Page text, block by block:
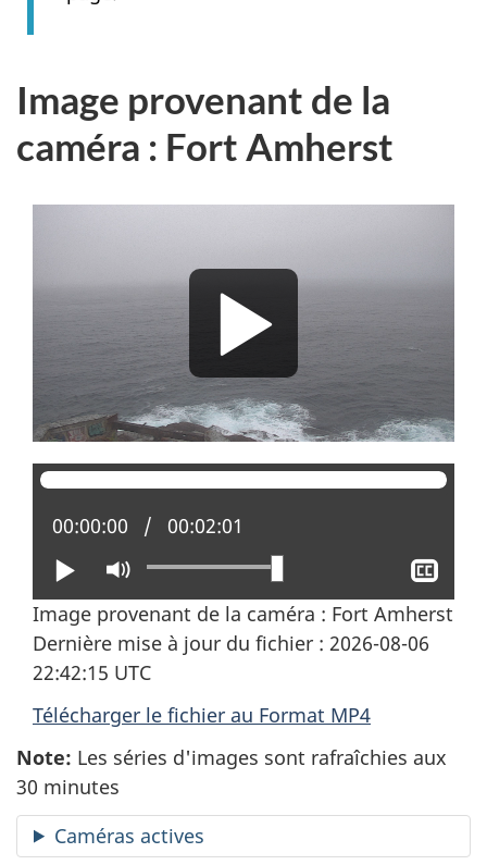
Image provenant de la
caméra : Fort Amherst
Lire
Activer
le
mode
muet
Position actuelle :
00:00:00 Temps total :
00:02:01
le
Image provenant de la caméra : Fort Amherst
Dernière mise à jour du fichier : 2026-08-06
22:42:15 UTC
Télécharger le fichier au Format MP4
Note: Les séries d'images sont rafraîchies aux
30 minutes
Caméras actives